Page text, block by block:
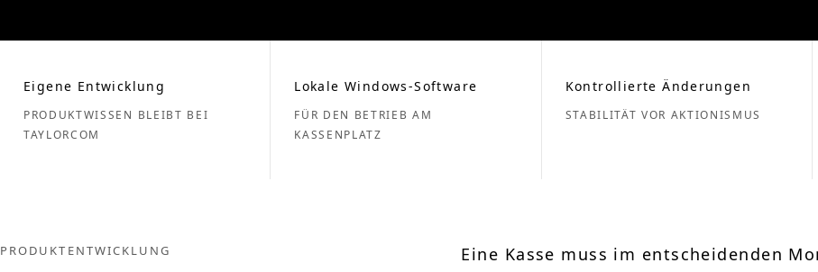
Eigene Entwicklung
PRODUKTWISSEN BLEIBT BEI
TAYLORCOM
Lokale Windows-Software
FÜR DEN BETRIEB AM
KASSENPLATZ
Kontrollierte Änderungen
STABILITÄT VOR AKTIONISMUS
PRODUKTENTWICKLUNG
Eine Kasse muss im entscheidenden